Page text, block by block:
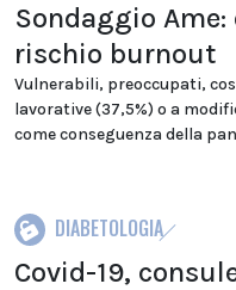
Sondaggio
rischio burnout
Vulnerabili, preoccupati,
lavorative (37,5%) o a
come conseguenza della
DIABETOLOGIA
Covid-19,